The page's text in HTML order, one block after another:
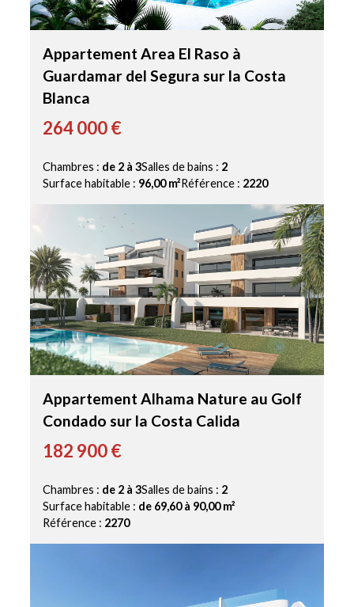
Appartement Area El Raso à
Guardamar del Segura sur la Costa
Blanca
264 000 €
Chambres : de 2 à 3Salles de bains : 2
Surface habitable : 96,00 m²Référence : 2220
Appartement Alhama Nature au Golf
Condado sur la Costa Calida
182 900 €
Chambres : de 2 à 3Salles de bains : 2
Surface habitable : de 69,60 à 90,00 m²
Référence : 2270